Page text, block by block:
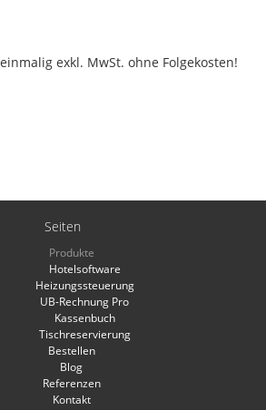
exkl. MwSt. ohne Folgekosten!
Seiten
Produkte
Hotelsoftware
Heizungssteuerung
UB-Rechnung Pro
Kassenbuch
Tischreservierung
Bestellen
Blog
Referenzen
Kontakt